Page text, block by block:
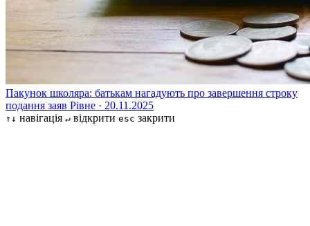
Пакунок школяра: батькам нагадують про завершення строку
подання заяв Рівне · 20.11.2025
↑↓ навігація ↵ відкрити esc закрити